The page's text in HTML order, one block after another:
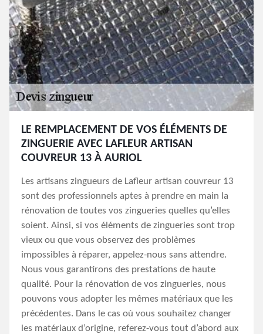
LE REMPLACEMENT DE VOS ÉLÉMENTS DE
ZINGUERIE AVEC LAFLEUR ARTISAN
COUVREUR 13 À AURIOL
Les artisans zingueurs de Lafleur artisan couvreur 13
sont des professionnels aptes à prendre en main la
rénovation de toutes vos zingueries quelles qu’elles
soient. Ainsi, si vos éléments de zingueries sont trop
vieux ou que vous observez des problèmes
impossibles à réparer, appelez-nous sans attendre.
Nous vous garantirons des prestations de haute
qualité. Pour la rénovation de vos zingueries, nous
pouvons vous adopter les mêmes matériaux que les
précédentes. Dans le cas où vous souhaitez changer
les matériaux d’origine, referez-vous tout d’abord aux